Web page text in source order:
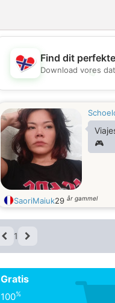
💖
Find dit
Download vores
🎮
SaoriMaiuk29 år gammel
1
Gratis
100%